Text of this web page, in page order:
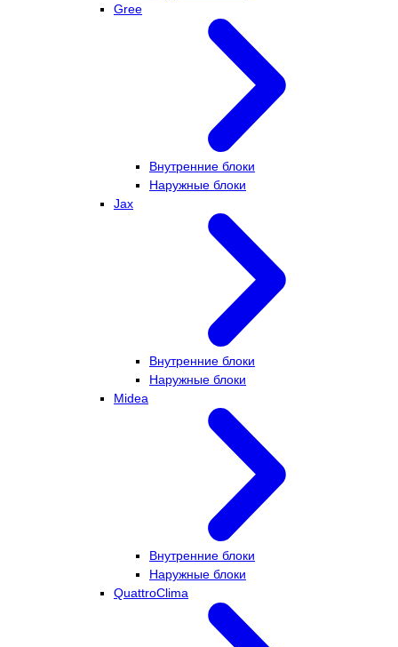
Gree
Внутренние блоки
Наружные блоки
Jax
Внутренние блоки
Наружные блоки
Midea
Внутренние блоки
Наружные блоки
QuattroClima